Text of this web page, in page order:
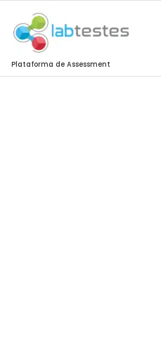
Plataforma de Assessment